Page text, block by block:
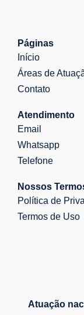
Páginas
Início
Áreas de
Contato
Atendimento
Email
Whatsapp
Telefone
Nossos
Política de
Termos de Uso
Atuação